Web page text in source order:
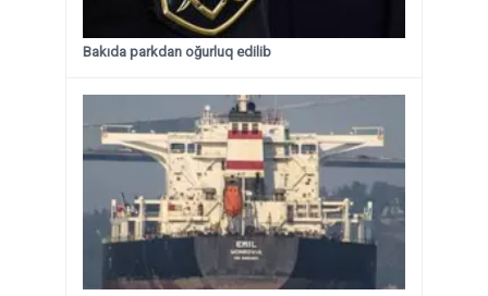
Bakıda parkdan oğurluq edilib